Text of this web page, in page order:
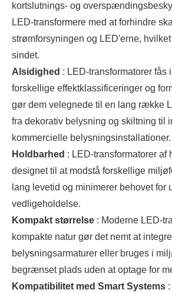
kortslutnings- og
LED-transformere med at forhindre
strømforsyningen og LED'erne,
sindet.
Alsidighed : LED-transformatorer fås
forskellige effektklassificeringer og
gør dem velegnede til en lang række
fra dekorativ belysning og skiltning til
kommercielle belysningsinstallationer.
Holdbarhed : LED-transformatorer af
designet til at modstå forskellige
lang levetid og minimerer behovet for
vedligeholdelse.
Kompakt størrelse : Moderne LED-
kompakte natur gør det nemt at
belysningsarmaturer eller bruges i
begrænset plads uden at optage for
Kompatibilitet med Smart Systems